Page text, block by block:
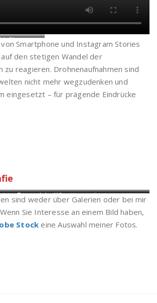
Smartphone und Instagram Stories
den stetigen Wandel der
zu reagieren. Drohnenaufnahmen sind
nicht mehr wegzudenken und
eingesetzt – für prägende Eindrücke
Wald Kloster Speinshart
Pressath im Winter
sind weder über Galerien oder bei mir
Sie Interesse an einem Bild haben,
Stock eine Auswahl meiner Fotos.